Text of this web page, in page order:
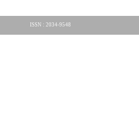
ISSN : 2034-9548